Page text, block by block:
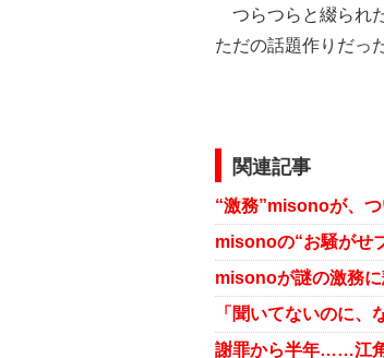
つらつらと綴られ
ただの話題作りだっ
関連記事